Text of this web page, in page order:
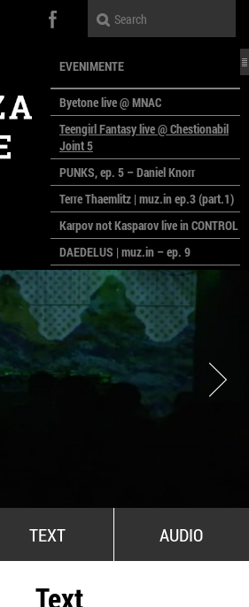
EVENIMENTE
Byetone live @ MNAC
Teengirl Fantasy live @ Chestionabil
Joint 5
PUNKS, ep. 5 – Daniel Knorr
Terre Thaemlitz | muz.in ep.3 (part.1)
Karpov not Kasparov live in CONTROL
DAEDELUS | muz.in – ep. 9
LALELE, LALELE – prima premieră a
anului la MACAZ
CinePOLSKA – filme poloneze la
București
PEOPLE OF ROMANIA se lansează la
galeria Simeza
All Stars For Outernational
TEXT AUDIO
Text